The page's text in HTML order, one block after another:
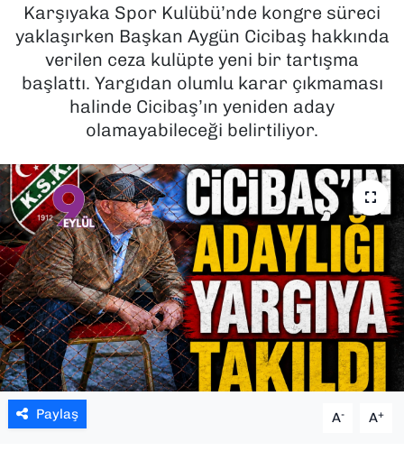
Karşıyaka Spor Kulübü’nde kongre süreci
yaklaşırken Başkan Aygün Cicibaş hakkında
verilen ceza kulüpte yeni bir tartışma
başlattı. Yargıdan olumlu karar çıkmaması
halinde Cicibaş’ın yeniden aday
olamayabileceği belirtiliyor.
Paylaş A- A+
MAGAZİN
POLİTİKA
SAĞLIK
SPOR
TEKNOLOJİ
YAŞAM
YEREL YÖNETİMLER
Haber Arşivi